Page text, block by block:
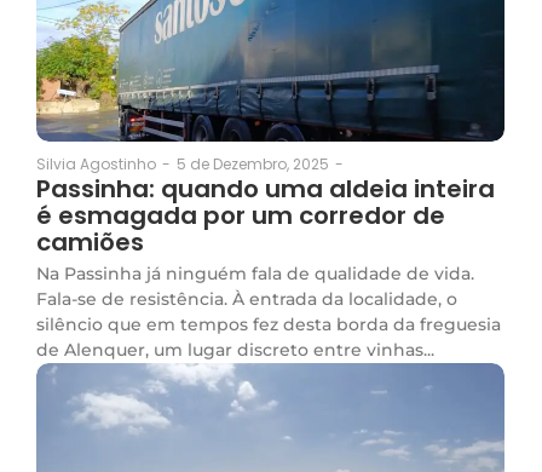
Silvia Agostinho - 5 de Dezembro, 2025 -
Passinha: quando uma aldeia inteira
é esmagada por um corredor de
camiões
Na Passinha já ninguém fala de qualidade de vida.
Fala-se de resistência. À entrada da localidade, o
silêncio que em tempos fez desta borda da freguesia
de Alenquer, um lugar discreto entre vinhas...